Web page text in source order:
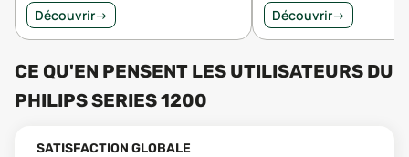
Découvrir→
Découvrir→
CE QU'EN PENSENT LES UTILISATEURS DU
PHILIPS SERIES 1200
SATISFACTION GLOBALE